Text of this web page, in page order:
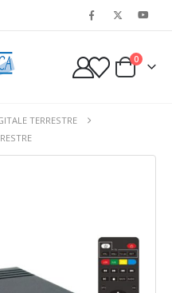
0
TERRESTRE